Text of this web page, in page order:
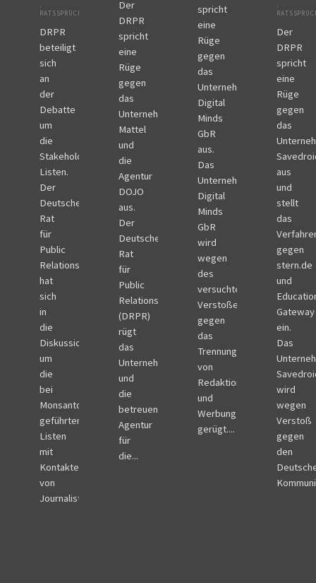
RATSSPRÜCHE
DRPR
beteiligt
sich
an
der
Debatte
um
die
Stakeholder-
Listen.
Der
Deutsche
Rat
für
Public
Relations
hat
sich
in
die
Diskussion
um
die
bei
Monsanto
geführten
Listen
mit
Kontakten
von
Journalisten...
Der
DRPR
spricht
eine
Rüge
gegen
das
Unternehmen
Mattel
und
die
Agentur
DOJO
aus.
Der
Deutsche
Rat
für
Public
Relations
(DRPR)
rügt
das
Unternehmen
und
die
betreuende
Agentur
für
die...
spricht
eine
Rüge
gegen
das
Unternehmen
Digital
Minds
GbR
aus.
Das
Unternehmen
Digital
Minds
GbR
wird
wegen
des
versuchten
Verstoßes
gegen
das
Trennungsgebot
von
Redaktion
und
Werbung
gerügt....
Der
DRPR
spricht
eine
Rüge
gegen
das
aus
und
stellt
das
gegen
stern.de
und
Gateway
ein.
Das
wird
wegen
Verstoß
gegen
den